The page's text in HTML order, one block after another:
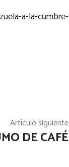
a-la-cumbre-
Artículo siguiente
DE CAFÉ